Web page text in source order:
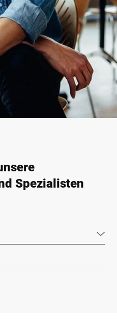
Spezialisten